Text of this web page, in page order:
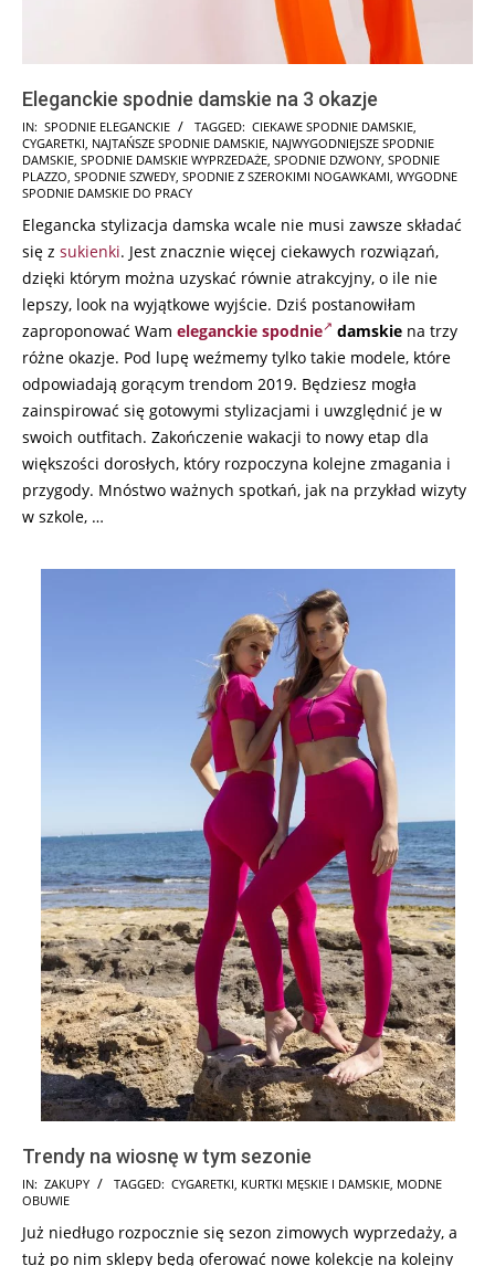
Eleganckie spodnie damskie na 3 okazje
2025-
08-
16
IN: SPODNIE ELEGANCKIE TAGGED: CIEKAWE SPODNIE DAMSKIE
CYGARETKI NAJTAŃSZE SPODNIE DAMSKIE NAJWYGODNIEJSZE SPODNIE
DAMSKIE SPODNIE DAMSKIE WYPRZEDAŻE SPODNIE DZWONY SPODNIE
PLAZZO SPODNIE SZWEDY SPODNIE Z SZEROKIMI NOGAWKAMI WYGODNE
SPODNIE DAMSKIE DO PRACY
Elegancka stylizacja damska wcale nie musi zawsze składać
się z sukienki. Jest znacznie więcej ciekawych rozwiązań,
dzięki którym można uzyskać równie atrakcyjny, o ile nie
lepszy, look na wyjątkowe wyjście. Dziś postanowiłam
zaproponować Wam eleganckie spodnie damskie na trzy
różne okazje. Pod lupę weźmemy tylko takie modele, które
odpowiadają gorącym trendom 2019. Będziesz mogła
zainspirować się gotowymi stylizacjami i uwzględnić je w
swoich outfitach. Zakończenie wakacji to nowy etap dla
większości dorosłych, który rozpoczyna kolejne zmagania i
przygody. Mnóstwo ważnych spotkań, jak na przykład wizyty
w szkole, …
Trendy na wiosnę w tym sezonie
2025-
03-
19
IN: ZAKUPY TAGGED: CYGARETKI KURTKI MĘSKIE I DAMSKIE MODNE
OBUWIE
Już niedługo rozpocznie się sezon zimowych wyprzedaży, a
tuż po nim sklepy będą oferować nowe kolekcje na kolejny